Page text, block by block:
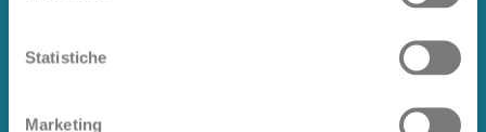
Statistiche
Marketing
NEWSLETTER